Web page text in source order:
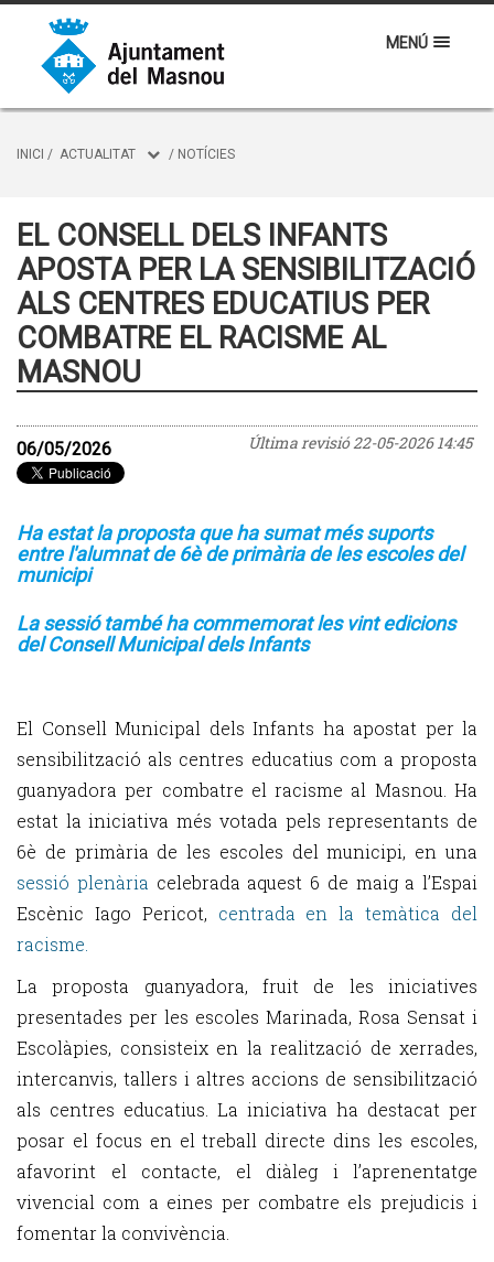
MENÚ
INICI / ACTUALITAT / NOTÍCIES
EL CONSELL DELS INFANTS
APOSTA PER LA SENSIBILITZACIÓ
ALS CENTRES EDUCATIUS PER
COMBATRE EL RACISME AL
MASNOU
Última revisió22-05-2026 14:45
06/05/2026
Ha estat la proposta que ha sumat més suports
entrel'alumnat de 6è de primària de les escoles del
municipi
La sessió també ha commemorat les vint edicions
del Consell Municipal dels Infants
El Consell Municipal dels Infants ha apostat per la
sensibilització als centres educatius com a proposta
guanyadora per combatre el racisme al Masnou. Ha
estat la iniciativa més votada pels representants de
6è de primària de les escoles del municipi, en una
sessió plenària celebrada aquest 6 de maig a l’Espai
Escènic Iago Pericot, centrada en la temàtica del
racisme.
La proposta guanyadora, fruit de les iniciatives
presentades per les escoles Marinada, Rosa Sensat i
Escolàpies, consisteix en la realització de xerrades,
intercanvis, tallers i altres accions de sensibilització
als centres educatius. La iniciativa ha destacat per
posar el focus en el treball directe dins les escoles,
afavorint el contacte, el diàleg i l’aprenentatge
vivencial com a eines per combatre els prejudicis i
fomentar la convivència.